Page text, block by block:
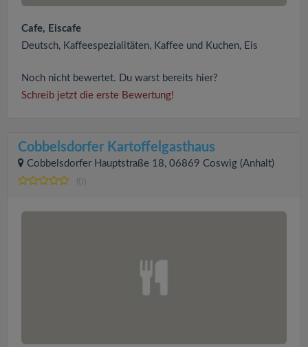
Cafe, Eiscafe
Deutsch, Kaffeespezialitäten, Kaffee und Kuchen, Eis
Noch nicht bewertet. Du warst bereits hier?
Schreib jetzt die erste Bewertung!
Cobbelsdorfer Kartoffelgasthaus
Cobbelsdorfer Hauptstraße 18, 06869 Coswig (Anhalt)
(0)